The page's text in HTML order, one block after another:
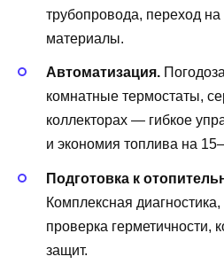
трубопровода, переход
материалы.
Автоматизация.
комнатные термостаты,
коллекторах — гибкое
и экономия топлива на
Подготовка к
Комплексная
проверка герметичности,
защит.